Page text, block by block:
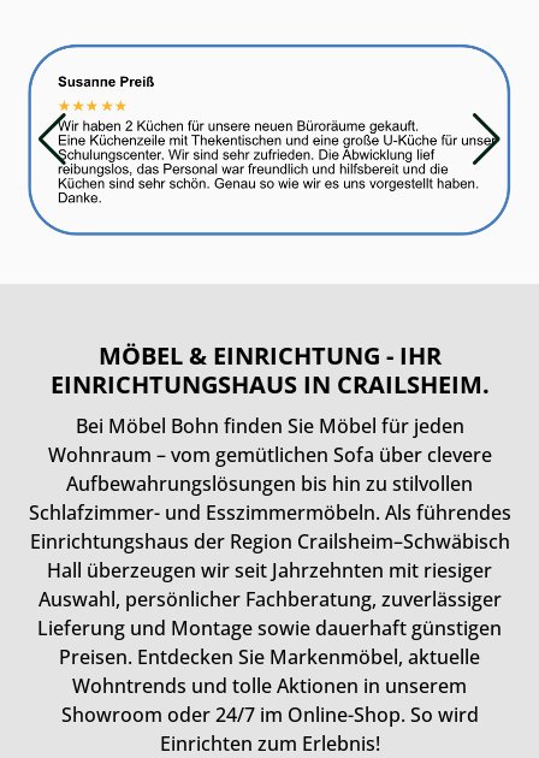
MÖBEL & EINRICHTUNG - IHR
EINRICHTUNGSHAUS IN CRAILSHEIM.
Bei Möbel Bohn finden Sie Möbel für jeden
Wohnraum – vom gemütlichen Sofa über clevere
Aufbewahrungslösungen bis hin zu stilvollen
Schlafzimmer- und Esszimmermöbeln. Als führendes
Einrichtungshaus der Region Crailsheim–Schwäbisch
Hall überzeugen wir seit Jahrzehnten mit riesiger
Auswahl, persönlicher Fachberatung, zuverlässiger
Lieferung und Montage sowie dauerhaft günstigen
Preisen. Entdecken Sie Markenmöbel, aktuelle
Wohntrends und tolle Aktionen in unserem
Showroom oder 24/7 im Online-Shop. So wird
Einrichten zum Erlebnis!